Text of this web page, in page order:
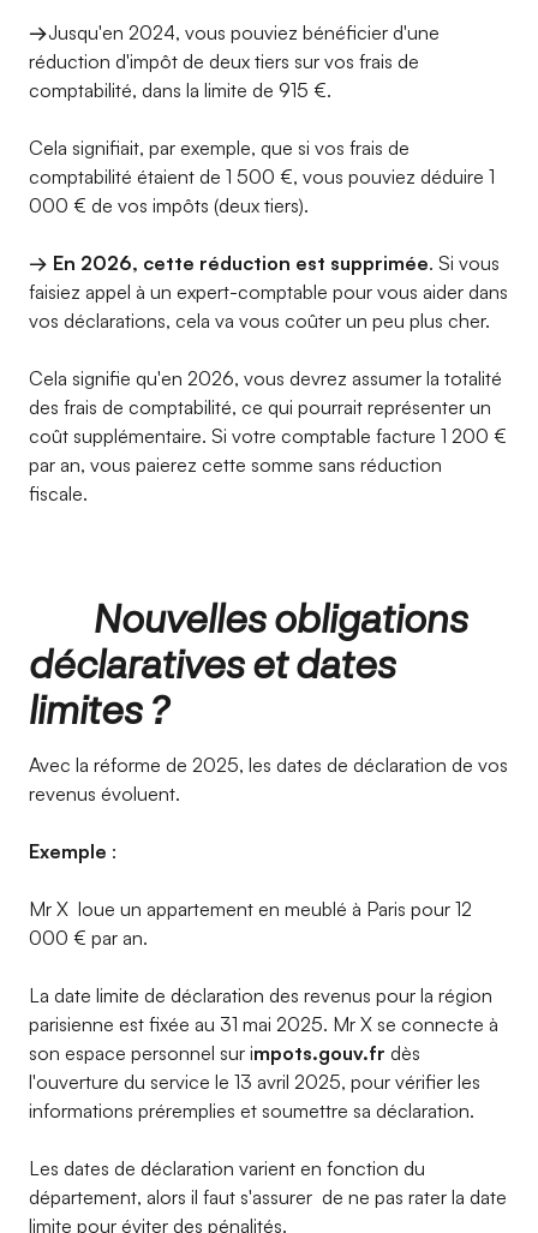
→Jusqu'en 2024, vous pouviez bénéficier d'une
réduction d'impôt de deux tiers sur vos frais de
comptabilité, dans la limite de 915 €.
Cela signifiait, par exemple, que si vos frais de
comptabilité étaient de 1 500 €, vous pouviez déduire 1
000 € de vos impôts (deux tiers).
→ En 2026, cette réduction est supprimée. Si vous
faisiez appel à un expert-comptable pour vous aider dans
vos déclarations, cela va vous coûter un peu plus cher.
Cela signifie qu'en 2026, vous devrez assumer la totalité
des frais de comptabilité, ce qui pourrait représenter un
coût supplémentaire. Si votre comptable facture 1 200 €
par an, vous paierez cette somme sans réduction
fiscale.
Nouvelles obligations
déclaratives et dates
limites ?
Avec la réforme de 2025, les dates de déclaration de vos
revenus évoluent.
Exemple :
Mr X loue un appartement en meublé à Paris pour 12
000 € par an.
La date limite de déclaration des revenus pour la région
parisienne est fixée au 31 mai 2025. Mr X se connecte à
son espace personnel sur impots.gouv.fr dès
l'ouverture du service le 13 avril 2025, pour vérifier les
informations préremplies et soumettre sa déclaration.
Les dates de déclaration varient en fonction du
département, alors il faut s'assurer de ne pas rater la date
limite pour éviter des pénalités.